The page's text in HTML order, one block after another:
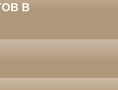
В